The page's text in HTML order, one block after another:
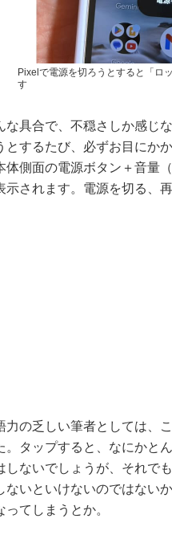
Pixelで電源を切ろうとすると「ロ
す
具合で、不穏さしか感じ
とするたび、必ずお目にか
体側面の電源ボタン＋音量
示されます。電源を切る、
の乏しい筆者としては、
。タップすると、なにかと
しないでしょうが、それで
ないといけないのではない
ってしまうとか。